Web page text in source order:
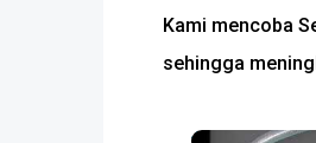
Kami mencoba
sehingga